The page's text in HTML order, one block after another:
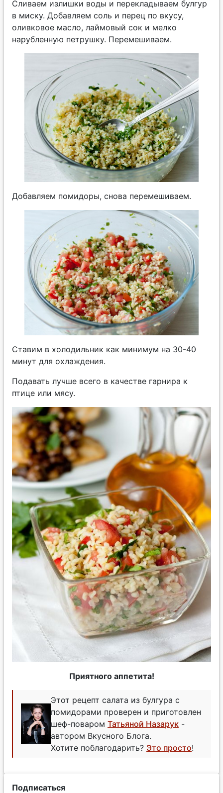
Сливаем излишки воды и перекладываем булгур
в миску. Добавляем соль и перец по вкусу,
оливковое масло, лаймовый сок и мелко
нарубленную петрушку. Перемешиваем.
Добавляем помидоры, снова перемешиваем.
Ставим в холодильник как минимум на 30-40
минут для охлаждения.
Подавать лучше всего в качестве гарнира к
птице или мясу.
Приятного аппетита!
Этот рецепт салата из булгура с
помидорами проверен и приготовлен
шеф-поваром Татьяной Назарук -
автором Вкусного Блога.
Хотите поблагодарить? Это просто!
Подписаться